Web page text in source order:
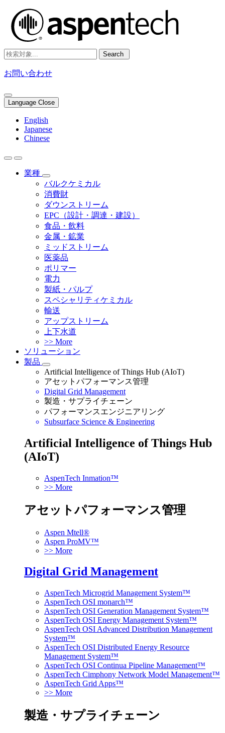
Search
お問い合わせ
Language Close
English
Japanese
Chinese
業種
バルクケミカル
消費財
ダウンストリーム
EPC（設計・調達・建設）
食品・飲料
金属・鉱業
ミッドストリーム
医薬品
ポリマー
電力
製紙・パルプ
スペシャリティケミカル
輸送
アップストリーム
上下水道
>> More
ソリューション
製品
Artificial Intelligence of Things Hub (AIoT)
アセットパフォーマンス管理
Digital Grid Management
製造・サプライチェーン
パフォーマンスエンジニアリング
Subsurface Science & Engineering
Artificial Intelligence of Things Hub
(AIoT)
AspenTech Inmation™
>> More
アセットパフォーマンス管理
Aspen Mtell®
Aspen ProMV™
>> More
Digital Grid Management
AspenTech Microgrid Management System™
AspenTech OSI monarch™
AspenTech OSI Generation Management System™
AspenTech OSI Energy Management System™
AspenTech OSI Advanced Distribution Management
System™
AspenTech OSI Distributed Energy Resource
Management System™
AspenTech OSI Continua Pipeline Management™
AspenTech Cimphony Network Model Management™
AspenTech Grid Apps™
>> More
製造・サプライチェーン